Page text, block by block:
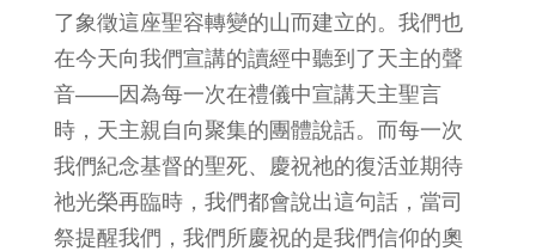
了象徵這座聖容轉變的山而建立的。我們也
在今天向我們宣講的讀經中聽到了天主的聲
音——因為每一次在禮儀中宣講天主聖言
時，天主親自向聚集的團體說話。而每一次
我們紀念基督的聖死、慶祝祂的復活並期待
祂光榮再臨時，我們都會說出這句話，當司
祭提醒我們，我們所慶祝的是我們信仰的奧